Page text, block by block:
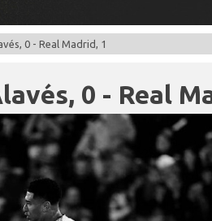
0 - Real Madrid, 1
0 - Real